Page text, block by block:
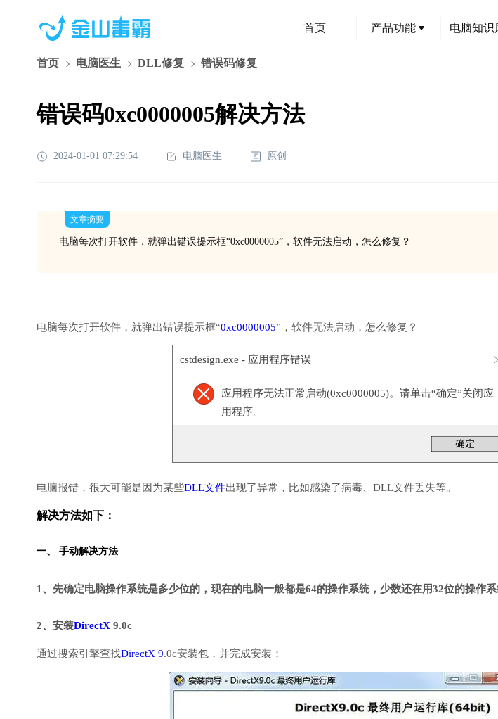
首页 产品功能 电脑知识
首页 电脑医生 DLL修复 错误码修复
错误码0xc0000005解决方法
2024-01-01 07:29:54 电脑医生 原创
文章摘要
电脑每次打开软件，就弹出错误提示框“0xc0000005”，软件无法启动，怎么修复？
电脑每次打开软件，就弹出错误提示框“0xc0000005”，软件无法启动，怎么修复？
cstdesign.exe - 应用程序错误
应用程序无法正常启动(0xc0000005)。请单击“确定”关闭应
用程序。
电脑报错，很大可能是因为某些DLL文件出现了异常，比如感染了病毒、DLL文件丢失等。
解决方法如下：
一、 手动解决方法
1、先确定电脑操作系统是多少位的，现在的电脑一般都是64的操作系统，少数还在用32位的操作系
2、安装DirectX 9.0c
通过搜索引擎查找DirectX 9.0c安装包，并完成安装；